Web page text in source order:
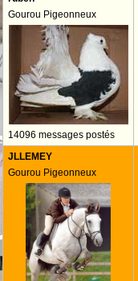
Gourou Pigeonneux
14096 messages postés
JLLEMEY
Gourou Pigeonneux